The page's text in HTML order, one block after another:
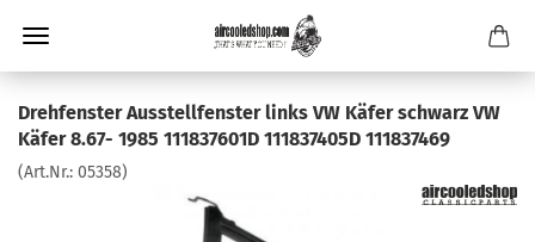
Drehfenster Ausstellfenster links VW Käfer schwarz VW
Käfer 8.67- 1985 111837601D 111837405D 111837469
(Art.Nr.: 05358)